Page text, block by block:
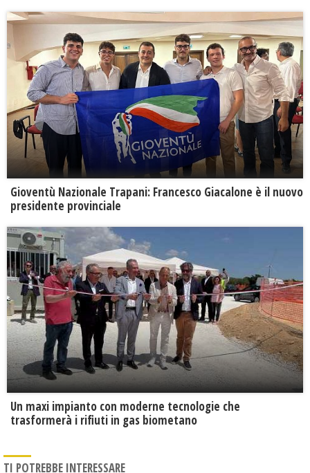
Gioventù Nazionale Trapani: Francesco Giacalone è il nuovo
presidente provinciale
Un maxi impianto con moderne tecnologie che
trasformerà i rifiuti in gas biometano
TI POTREBBE INTERESSARE